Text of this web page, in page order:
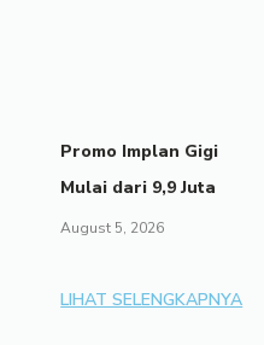
Promo Implan Gigi
Mulai dari 9,9 Juta
August 5, 2026
LIHAT SELENGKAPNYA